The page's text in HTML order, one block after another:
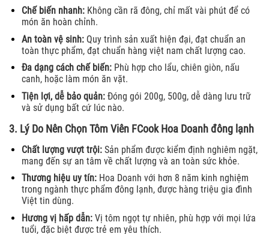
Chế biến nhanh:Không cần rã đông, chỉ mất vài phút để có
món ăn hoàn chỉnh.
An toàn vệ sinh: Quy trình sản xuất hiện đại, đạt chuẩn an
toàn thực phẩm, đạt chuẩn hàng việt nam chất lượng cao.
Đa dạng cách chế biến: Phù hợp cho lẩu, chiên giòn, nấu
canh, hoặc làm món ăn vặt.
Tiện lợi, dễ bảo quản:Đóng gói 200g, 500g, dễ dàng lưu trữ
và sử dụng bất cứ lúc nào.
3. Lý Do Nên Chọn Tôm Viên FCook Hoa Doanh đông lạnh
Chất lượng vượt trội: Sản phẩm được kiểm định nghiêm ngặt,
mang đến sự an tâm về chất lượng và an toàn sức khỏe.
Thương hiệu uy tín:Hoa Doanh với hơn 8 năm kinh nghiệm
trong ngành thực phẩm đông lạnh, được hàng triệu gia đình
Việt tin dùng.
Hương vị hấp dẫn:Vị tôm ngọt tự nhiên, phù hợp với mọi lứa
tuổi, đặc biệt được trẻ em yêu thích.